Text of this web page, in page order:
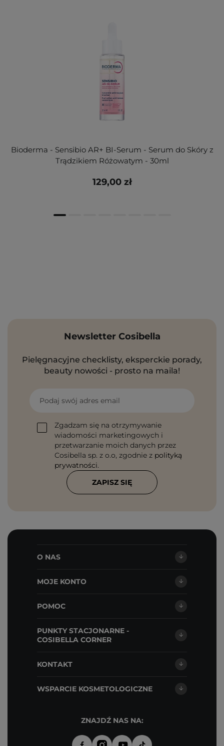
Bioderma - Sensibio AR+ BI-Serum - Serum do Skóry z
Trądzikiem Różowatym - 30ml
129,00 zł
Newsletter Cosibella
Pielęgnacyjne checklisty, eksperckie porady,
beauty nowości - prosto na maila!
Podaj swój adres email
Zgadzam się na otrzymywanie
wiadomości marketingowych i
przetwarzanie moich danych przez
Cosibella sp. z o.o, zgodnie z polityką
prywatności.
ZAPISZ SIĘ
O NAS
MOJE KONTO
POMOC
PUNKTY STACJONARNE -
COSIBELLA CORNER
KONTAKT
WSPARCIE KOSMETOLOGICZNE
ZNAJDŹ NAS NA: